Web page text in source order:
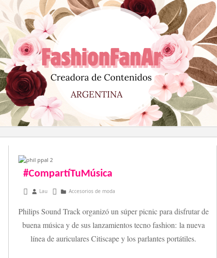
al
contenido
#CompartíTuMúsica
diciembre 12, 2014
Lau Accesorios de moda
Philips Sound Track organizó un súper picnic para disfrutar de
buena música y de sus lanzamientos tecno fashion: la nueva
línea de auriculares Citiscape y los parlantes portátiles.